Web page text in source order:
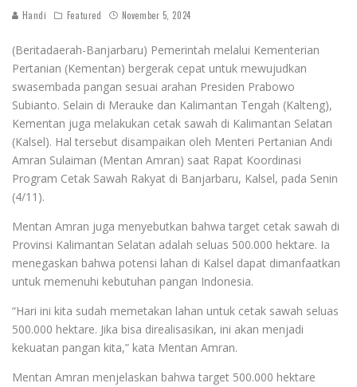
Handi Featured November 5, 2024
(Beritadaerah-Banjarbaru) Pemerintah melalui Kementerian
Pertanian (Kementan) bergerak cepat untuk mewujudkan
swasembada pangan sesuai arahan Presiden Prabowo
Subianto. Selain di Merauke dan Kalimantan Tengah (Kalteng),
Kementan juga melakukan cetak sawah di Kalimantan Selatan
(Kalsel). Hal tersebut disampaikan oleh Menteri Pertanian Andi
Amran Sulaiman (Mentan Amran) saat Rapat Koordinasi
Program Cetak Sawah Rakyat di Banjarbaru, Kalsel, pada Senin
(4/11).
Mentan Amran juga menyebutkan bahwa target cetak sawah di
Provinsi Kalimantan Selatan adalah seluas 500.000 hektare. Ia
menegaskan bahwa potensi lahan di Kalsel dapat dimanfaatkan
untuk memenuhi kebutuhan pangan Indonesia.
“Hari ini kita sudah memetakan lahan untuk cetak sawah seluas
500.000 hektare. Jika bisa direalisasikan, ini akan menjadi
kekuatan pangan kita,” kata Mentan Amran.
Mentan Amran menjelaskan bahwa target 500.000 hektare